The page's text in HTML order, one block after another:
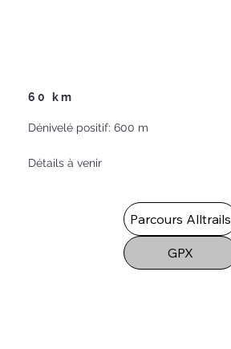
60 km
Dénivelé positif: 600 m
Détails à venir
Parcours Alltrails
GPX